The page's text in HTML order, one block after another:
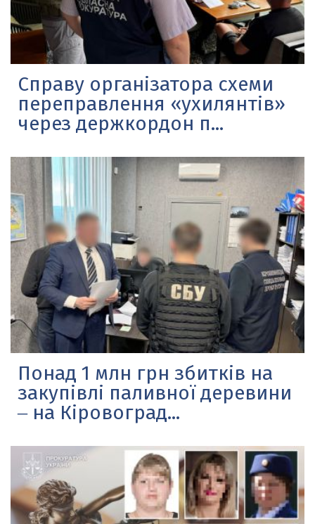
Справу організатора схеми
переправлення «ухилянтів»
через держкордон п...
Понад 1 млн грн збитків на
закупівлі паливної деревини
‒ на Кіровоград...